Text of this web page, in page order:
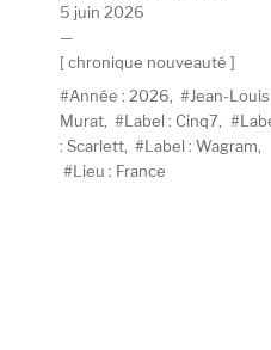
Publié
le
5 juin 2026
Catégories
chronique nouveauté
Étiquettes
Année : 2026
Jean-Louis
Murat
Label : Cinq7
: Scarlett
Label : Wagram
Lieu : France